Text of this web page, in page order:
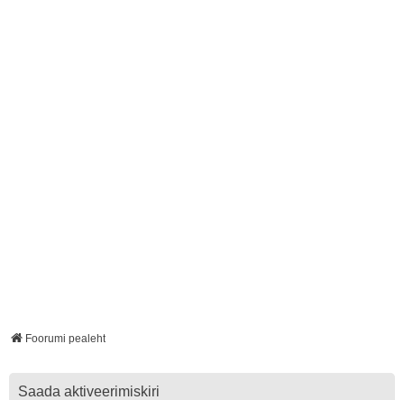
Foorumi pealeht
Saada aktiveerimiskiri